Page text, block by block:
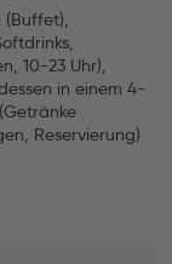
(Buffet),
10-23 Uhr),
in einem 4-
Reservierung)